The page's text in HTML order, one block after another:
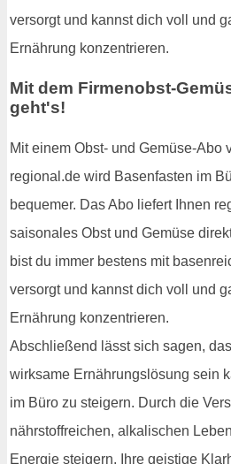
versorgt und kannst dich voll und
Ernährung konzentrieren.
Mit dem Firmenobst-
geht's!
Mit einem Obst- und Gemüse-Abo
regional.de wird Basenfasten im
bequemer. Das Abo liefert Ihnen
saisonales Obst und Gemüse
bist du immer bestens mit
versorgt und kannst dich voll und
Ernährung konzentrieren.
Abschließend lässt sich sagen,
wirksame Ernährungslösung sein
im Büro zu steigern. Durch die
nährstoffreichen, alkalischen
Energie steigern, Ihre geistige